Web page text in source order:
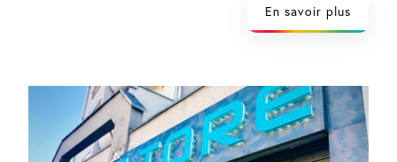
En savoir plus